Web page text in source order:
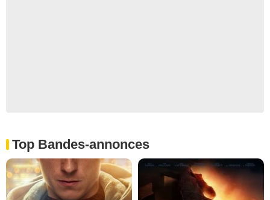
Top Bandes-annonces